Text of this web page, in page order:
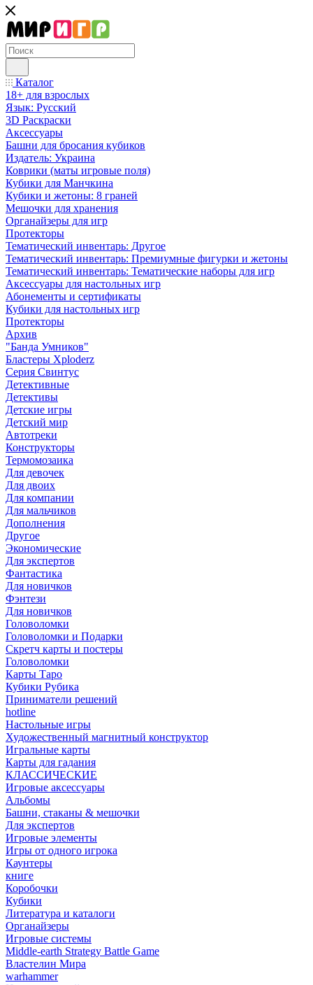
Каталог
18+ для взрослых
Язык: Русский
3D Раскраски
Аксессуары
Башни для бросания кубиков
Издатель: Украина
Коврики (маты игровые поля)
Кубики для Манчкина
Кубики и жетоны: 8 граней
Мешочки для хранения
Органайзеры для игр
Протекторы
Тематический инвентарь: Другое
Тематический инвентарь: Премиумные фигурки и жетоны
Тематический инвентарь: Тематические наборы для игр
Аксессуары для настольных игр
Абонементы и сертификаты
Кубики для настольных игр
Протекторы
Архив
"Банда Умников"
Бластеры Xploderz
Cерия Свинтус
Детективные
Детективы
Детские игры
Детский мир
Автотреки
Конструкторы
Термомозаика
Для девочек
Для двоих
Для компании
Для мальчиков
Дополнения
Другое
Экономические
Для экспертов
Фантастика
Для новичков
Фэнтези
Для новичков
Головоломки
Головоломки и Подарки
Cкретч карты и постеры
Головоломки
Карты Таро
Кубики Рубика
Приниматели решений
hotline
Настольные игры
Художественный магнитный конструктор
Игральные карты
Карты для гадания
КЛАССИЧЕСКИЕ
Игровые аксессуары
Альбомы
Башни, стаканы & мешочки
Для экспертов
Игровые элементы
Игры от одного игрока
Каунтеры
книге
Коробочки
Кубики
Литература и каталоги
Органайзеры
Игровые системы
Middle-earth Strategy Battle Game
Властелин Мира
warhammer